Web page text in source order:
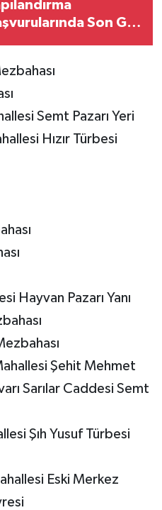
Son Gün
Semt Pazarı Yeri
Hızır Türbesi
Hayvan Pazarı Yanı
Şehit Mehmet
Sarılar Caddesi Semt
Şıh Yusuf Türbesi
Eski Merkez